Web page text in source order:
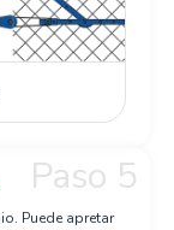
Paso 5
Puede apretar